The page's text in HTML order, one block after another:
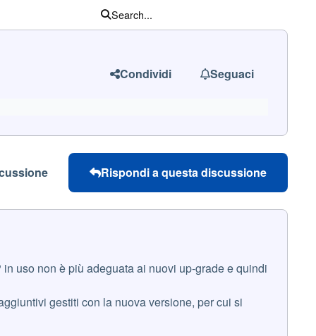
Search...
Condividi Seguaci
Rispondi a questa discussione
uso non è più adeguata ai nuovi up-grade e quindi
gestiti con la nuova versione, per cui si